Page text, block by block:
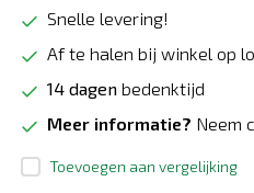
Snelle levering!
Af te halen bij winkel op
14 dagen bedenktijd
Meer informatie? Neem
Toevoegen aan vergelijking